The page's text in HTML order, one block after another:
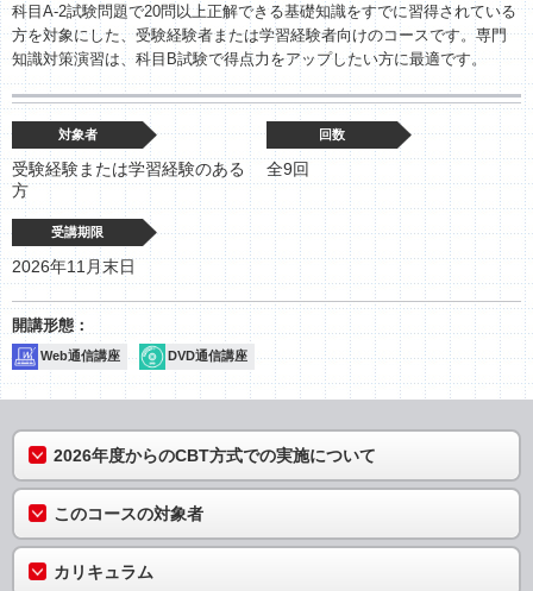
科目A-2試験問題で20問以上正解できる基礎知識をすでに習得されている
方を対象にした、受験経験者または学習経験者向けのコースです。専門
知識対策演習は、科目B試験で得点力をアップしたい方に最適です。
対象者
受験経験または学習経験のある
方
回数
全9回
受講期限
2026年11月末日
Web通信講座 DVD通信講座
2026年度からのCBT方式での実施について
このコースの対象者
カリキュラム